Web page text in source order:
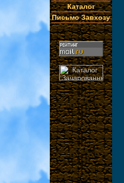
Каталог
Письмо Завхозу